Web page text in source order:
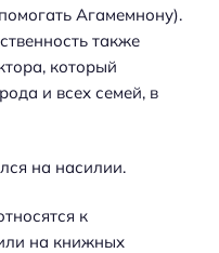
Агамемнону).
также
который
и всех семей, в
на насилии.
к
на книжных